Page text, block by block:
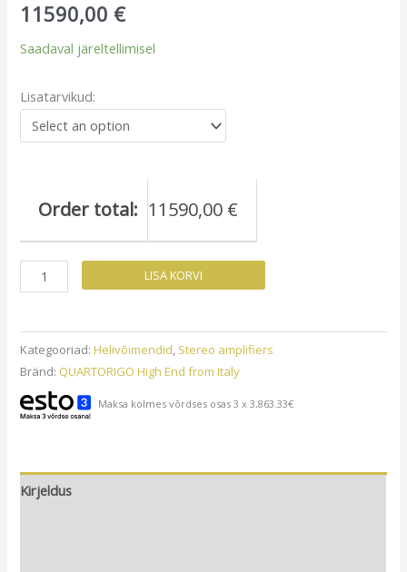
11590,00 €
Saadaval järeltellimisel
Lisatarvikud:
Order total: 11590,00 €
Quartorigo
Desiderio
stereovõimendi
kogus
LISA KORVI
Kategooriad:Helivõimendid, Stereo amplifiers
Bränd: QUARTORIGO High End from Italy
Maksa kolmes võrdses osas 3 x 3,863.33€
Kirjeldus